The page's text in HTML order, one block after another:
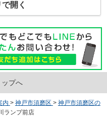
開く
プへ
内 > 神戸市須磨区 > 神戸市須磨区の
ランプ前店